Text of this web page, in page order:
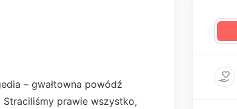
– gwałtowna powódź
Straciliśmy prawie wszystko,